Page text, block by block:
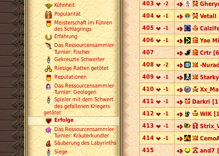
Kühnheit
Popularität
Meisterschaft im Führen
des Schlagrings
Erfahrung
Das Ressourcensammler-
Turnier: Fischer
Gekreuzte Schwerter
Riesige Ratten getötet
Reputationen
Das Ressourcensammler-
Turnier: Geologen
Spieler mit dem Schwert
des gefallenen Kriegers
getötet
Erfolge
Das Ressourcensammler-
Turnier: Kräuterkundler
Säuberung des Labyrinths
Siege
403
-2
404
-1
Vetall
405
-1
406
-1
Yae
407
Crtr
408
-2
-
409
-1
410
-1
411
-1
Darkri
412
-1
WIK
413
-1
414
-1
415
and7